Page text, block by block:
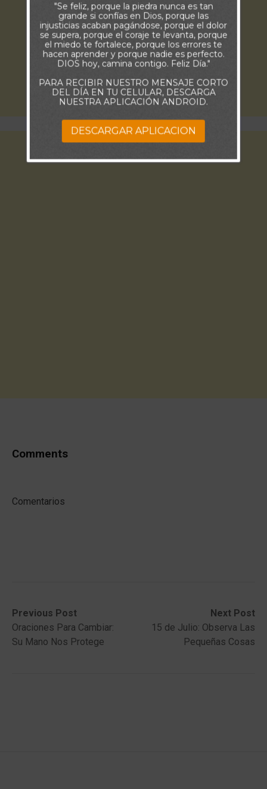
Comments
Comentarios
Post
navigation
Previous Post
Previous
post:Oraciones Para Cambiar:
Su Mano Nos Protege
Next Post
Next
post:
15 de Julio: Observa Las
Pequeñas Cosas
"Se feliz, porque la piedra nunca es tan
grande si confías en Dios, porque las
injusticias acaban pagándose, porque el dolor
se supera, porque el coraje te levanta, porque
el miedo te fortalece, porque los errores te
hacen aprender y porque nadie es perfecto.
DIOS hoy, camina contigo. Feliz Día."
PARA RECIBIR NUESTRO MENSAJE CORTO
DEL DÍA EN TU CELULAR, DESCARGA
NUESTRA APLICACIÓN ANDROID.
DESCARGAR APLICACION